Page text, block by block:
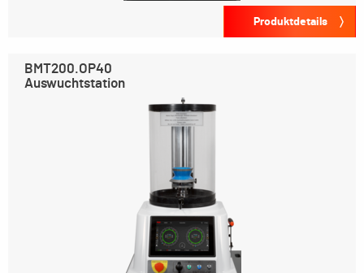
Produktdetails
BMT200.OP40
Auswuchtstation